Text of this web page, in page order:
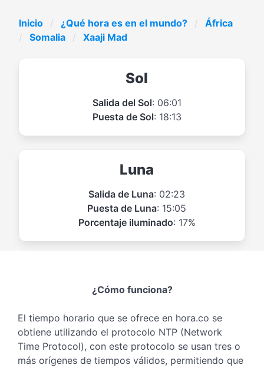
Inicio ¿Qué hora es en el mundo?
África
Somalia
Xaaji Mad
Sol
Salida del Sol: 06:01
Puesta de Sol: 18:13
Luna
Salida de Luna: 02:23
Puesta de Luna: 15:05
Porcentaje iluminado: 17%
¿Cómo funciona?
El tiempo horario que se ofrece en hora.co se
obtiene utilizando el protocolo NTP (Network
Time Protocol), con este protocolo se usan tres o
más orígenes de tiempos válidos, permitiendo que